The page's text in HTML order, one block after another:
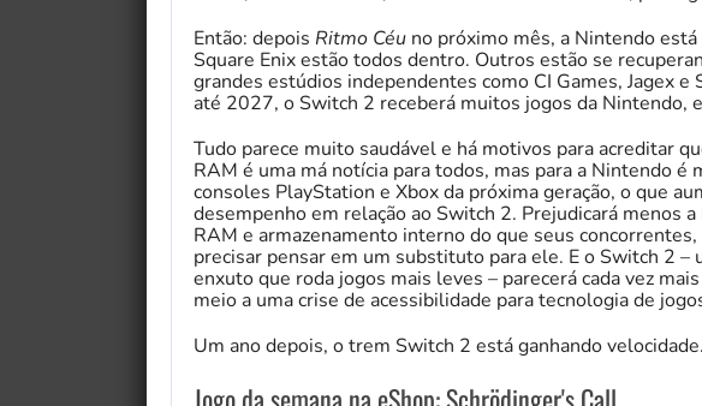
Então: depois Ritmo Céu no próximo mês, a Nintendo
Square Enix estão todos dentro. Outros estão se
grandes estúdios independentes como CI Games, Jagex
até 2027, o Switch 2 receberá muitos jogos da Nintendo,
Tudo parece muito saudável e há motivos para acreditar
RAM é uma má notícia para todos, mas para a Nintendo é
consoles PlayStation e Xbox da próxima geração, o que
desempenho em relação ao Switch 2. Prejudicará menos
RAM e armazenamento interno do que seus
precisar pensar em um substituto para ele. E o Switch 2 –
enxuto que roda jogos mais leves – parecerá cada vez
meio a uma crise de acessibilidade para tecnologia de
Um ano depois, o trem Switch 2 está ganhando